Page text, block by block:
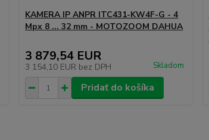
KAMERA IP ANPR ITC431-KW4F-G - 4
Mpx 8 ... 32 mm - MOTOZOOM DAHUA
3 879,54 EUR
3 154,10 EUR bez DPH Skladom
Pridať do košíka